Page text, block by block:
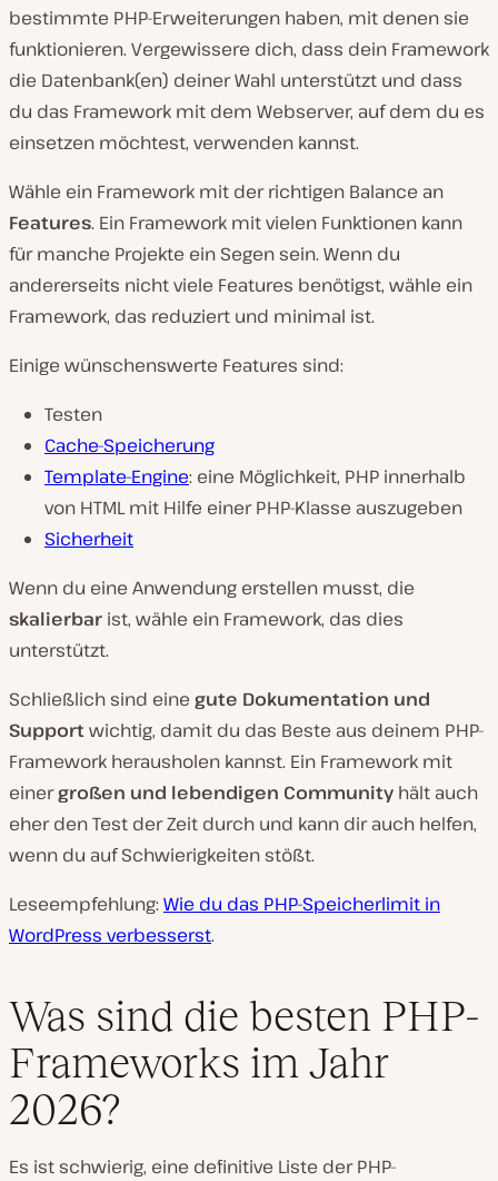
bestimmte PHP-Erweiterungen haben, mit denen sie
funktionieren. Vergewissere dich, dass dein Framework
die Datenbank(en) deiner Wahl unterstützt und dass
du das Framework mit dem Webserver, auf dem du es
einsetzen möchtest, verwenden kannst.
Wähle ein Framework mit der richtigen Balance an
Features. Ein Framework mit vielen Funktionen kann
für manche Projekte ein Segen sein. Wenn du
andererseits nicht viele Features benötigst, wähle ein
Framework, das reduziert und minimal ist.
Einige wünschenswerte Features sind:
Testen
Cache-Speicherung
Template-Engine: eine Möglichkeit, PHP innerhalb
von HTML mit Hilfe einer PHP-Klasse auszugeben
Sicherheit
Wenn du eine Anwendung erstellen musst, die
skalierbar ist, wähle ein Framework, das dies
unterstützt.
Schließlich sind eine gute Dokumentation und
Supportwichtig, damit du das Beste aus deinem PHP-
Framework herausholen kannst. Ein Framework mit
einergroßen und lebendigen Community hält auch
eher den Test der Zeit durch und kann dir auch helfen,
wenn du auf Schwierigkeiten stößt.
Leseempfehlung: Wie du das PHP-Speicherlimit in
WordPress verbesserst.
Was sind die besten PHP-
Frameworks im Jahr
2026?
Es ist schwierig, eine definitive Liste der PHP-